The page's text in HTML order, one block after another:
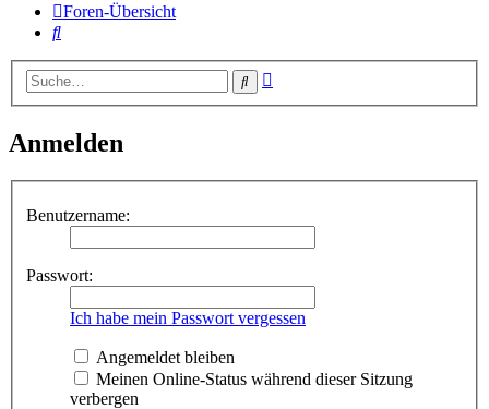
Foren-Übersicht
Suche
Suche
Anmelden
Benutzername:
Passwort:
Ich habe mein Passwort vergessen
Angemeldet bleiben
Meinen Online-Status während dieser Sitzung
verbergen